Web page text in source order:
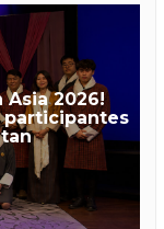
Asia 2026!
participantes